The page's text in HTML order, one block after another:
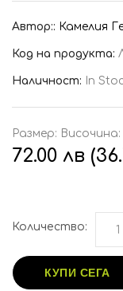
Автор:: Камелия
Код на продукта:
Наличност: In
Размер:
72.00 лв
Количество:
КУПИ СЕГА